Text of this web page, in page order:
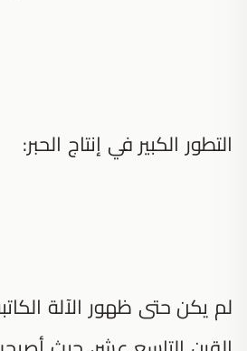
التطور الكبير في إنتاج الحبر:
لم يكن حتى ظهور الآلة